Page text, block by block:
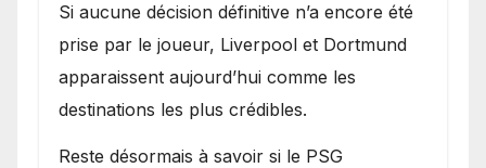
Si aucune décision définitive n’a encore été
prise par le joueur, Liverpool et Dortmund
apparaissent aujourd’hui comme les
destinations les plus crédibles.
Reste désormais à savoir si le PSG